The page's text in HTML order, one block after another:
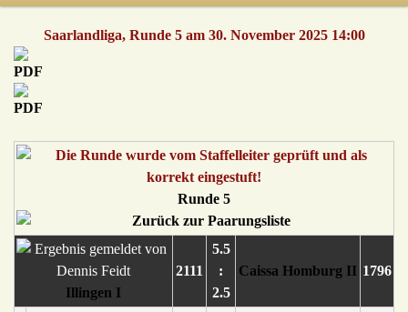
Saarlandliga, Runde 5 am 30. November 2025 14:00
Runde 5
Illingen I
2111
5.5
:
2.5
Caissa Homburg II 1796